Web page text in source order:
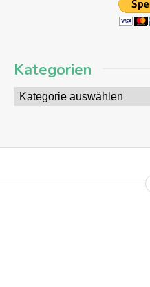
Kategorien